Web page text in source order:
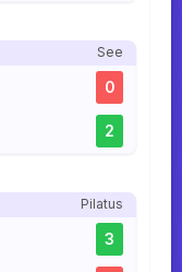
See
0
2
Pilatus
3